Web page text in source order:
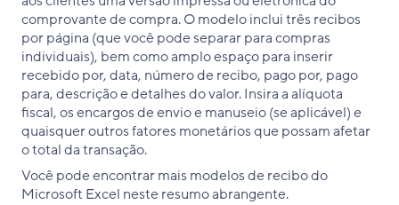
comprovante de compra. O modelo inclui três recibos
por página (que você pode separar para compras
individuais), bem como amplo espaço para inserir
recebido por, data, número de recibo, pago por, pago
para, descrição e detalhes do valor. Insira a alíquota
fiscal, os encargos de envio e manuseio (se aplicável) e
quaisquer outros fatores monetários que possam afetar
o total da transação.
Você pode encontrar mais modelos de recibo do
Microsoft Excel neste resumo abrangente.